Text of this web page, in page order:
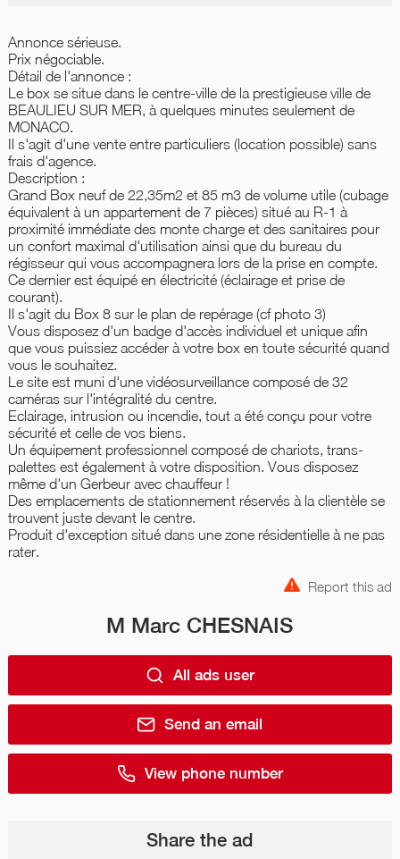
Annonce sérieuse.
Prix négociable.
Détail de l'annonce :
Le box se situe dans le centre-ville de la prestigieuse ville de
BEAULIEU SUR MER, à quelques minutes seulement de
MONACO.
Il s'agit d'une vente entre particuliers (location possible) sans
frais d'agence.
Description :
Grand Box neuf de 22,35m2 et 85 m3 de volume utile (cubage
équivalent à un appartement de 7 pièces) situé au R-1 à
proximité immédiate des monte charge et des sanitaires pour
un confort maximal d'utilisation ainsi que du bureau du
régisseur qui vous accompagnera lors de la prise en compte.
Ce dernier est équipé en électricité (éclairage et prise de
courant).
Il s'agit du Box 8 sur le plan de repérage (cf photo 3)
Vous disposez d'un badge d'accès individuel et unique afin
que vous puissiez accéder à votre box en toute sécurité quand
vous le souhaitez.
Le site est muni d'une vidéosurveillance composé de 32
caméras sur l'intégralité du centre.
Eclairage, intrusion ou incendie, tout a été conçu pour votre
sécurité et celle de vos biens.
Un équipement professionnel composé de chariots, trans-
palettes est également à votre disposition. Vous disposez
même d'un Gerbeur avec chauffeur !
Des emplacements de stationnement réservés à la clientèle se
trouvent juste devant le centre.
Produit d'exception situé dans une zone résidentielle à ne pas
rater.
Report this ad
M Marc CHESNAIS
All ads user
Send an email
View phone number
Share the ad